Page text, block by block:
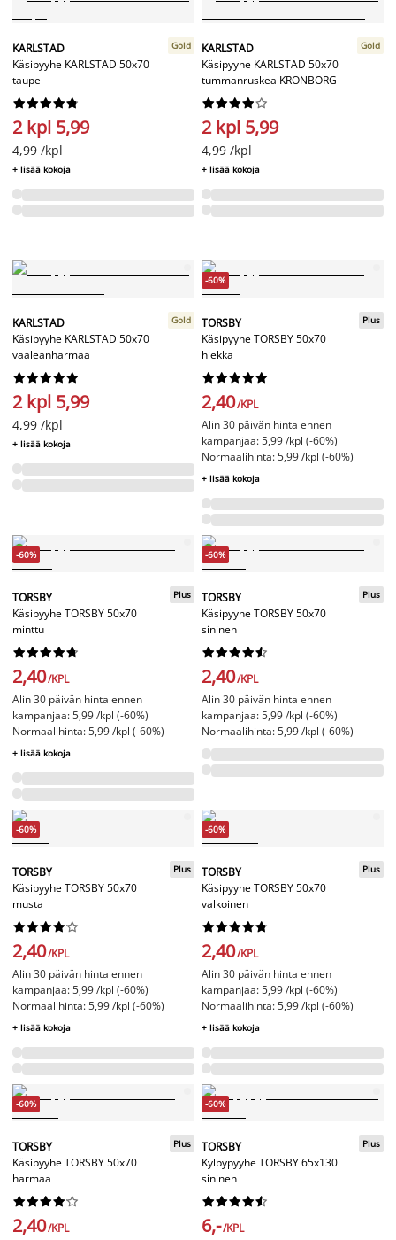
KARLSTAD
Käsipyyhe KARLSTAD 50x70
taupe
Gold






2 kpl 5,99
4,99 /kpl
+ lisää kokoja
KARLSTAD
Käsipyyhe KARLSTAD 50x70
tummanruskea KRONBORG
Gold






2 kpl 5,99
4,99 /kpl
+ lisää kokoja
KARLSTAD
Käsipyyhe KARLSTAD 50x70
vaaleanharmaa
Gold






2 kpl 5,99
4,99 /kpl
+ lisää kokoja
-60%
TORSBY
Käsipyyhe TORSBY 50x70
hiekka
Plus






2,40/KPL
Alin 30 päivän hinta ennen
kampanjaa: 5,99 /kpl (-60%)
Normaalihinta: 5,99 /kpl (-60%)
+ lisää kokoja
-60%
TORSBY
Käsipyyhe TORSBY 50x70
minttu
Plus






2,40/KPL
Alin 30 päivän hinta ennen
kampanjaa: 5,99 /kpl (-60%)
Normaalihinta: 5,99 /kpl (-60%)
+ lisää kokoja
-60%
TORSBY
Käsipyyhe TORSBY 50x70
sininen
Plus






2,40/KPL
Alin 30 päivän hinta ennen
kampanjaa: 5,99 /kpl (-60%)
Normaalihinta: 5,99 /kpl (-60%)
-60%
TORSBY
Käsipyyhe TORSBY 50x70
musta
Plus






2,40/KPL
Alin 30 päivän hinta ennen
kampanjaa: 5,99 /kpl (-60%)
Normaalihinta: 5,99 /kpl (-60%)
+ lisää kokoja
-60%
TORSBY
Käsipyyhe TORSBY 50x70
valkoinen
Plus






2,40/KPL
Alin 30 päivän hinta ennen
kampanjaa: 5,99 /kpl (-60%)
Normaalihinta: 5,99 /kpl (-60%)
+ lisää kokoja
-60%
TORSBY
Käsipyyhe TORSBY 50x70
harmaa
Plus






2,40/KPL
-60%
TORSBY
Kylpypyyhe TORSBY 65x130
sininen
Plus






6,-/KPL